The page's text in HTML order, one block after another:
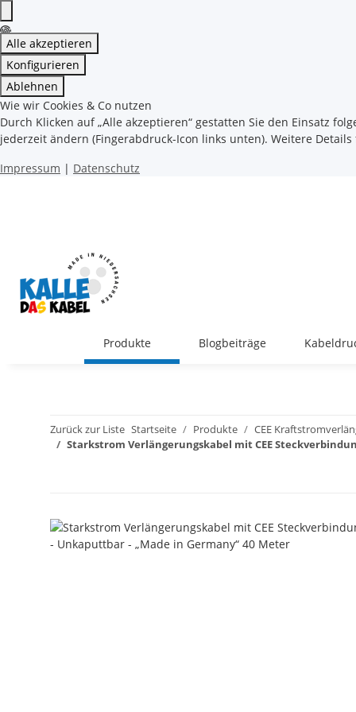
Alle akzeptieren
Konfigurieren
Ablehnen
Wie wir Cookies & Co nutzen
Durch Klicken auf „Alle akzeptieren“ gestatten Sie den Einsatz
jederzeit ändern (Fingerabdruck-Icon links unten). Weitere
Impressum | Datenschutz
Produkte Blogbeiträge
Zurück zur Liste Startseite Produkte
CEE
Starkstrom Verlängerungskabel mit CEE